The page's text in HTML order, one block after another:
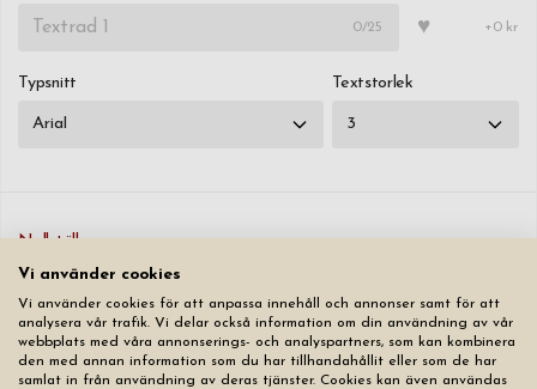
0/25 ♥ +0 kr
Typsnitt Textstorlek
Nollställ
369,00 kr
Lägg produkten i varukorgen
Vi använder cookies
Vi använder cookies för att anpassa innehåll och annonser samt för att
analysera vår trafik. Vi delar också information om din användning av vår
webbplats med våra annonserings- och analyspartners, som kan kombinera
den med annan information som du har tillhandahållit eller som de har
samlat in från användning av deras tjänster. Cookies kan även användas